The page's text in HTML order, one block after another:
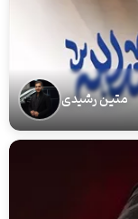
متین رشیدی